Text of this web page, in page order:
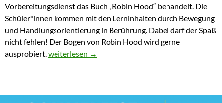
Vorbereitungsdienst das Buch „Robin Hood“ behandelt. Die
Schüler*innen kommen mit den Lerninhalten durch Bewegung
und Handlungsorientierung in Berührung. Dabei darf der Spaß
nicht fehlen! Der Bogen von Robin Hood wird gerne
ausprobiert.Robin Hood, Hafenausflug und Kleistern- die O2
weiterlesen →